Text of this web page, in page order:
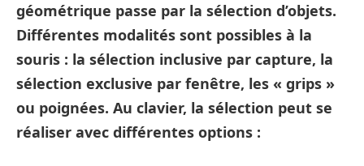
géométrique passe par la sélection d’objets.
Différentes modalités sont possibles à la
souris : la sélection inclusive par capture, la
sélection exclusive par fenêtre, les « grips »
ou poignées. Au clavier, la sélection peut se
réaliser avec différentes options :